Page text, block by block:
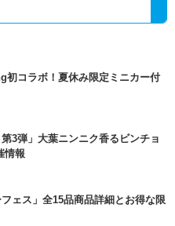
初コラボ！夏休み限定ミニカー付
3弾」大葉ニンニク香るビンチョ
情報
ェス」全15品商品詳細とお得な限